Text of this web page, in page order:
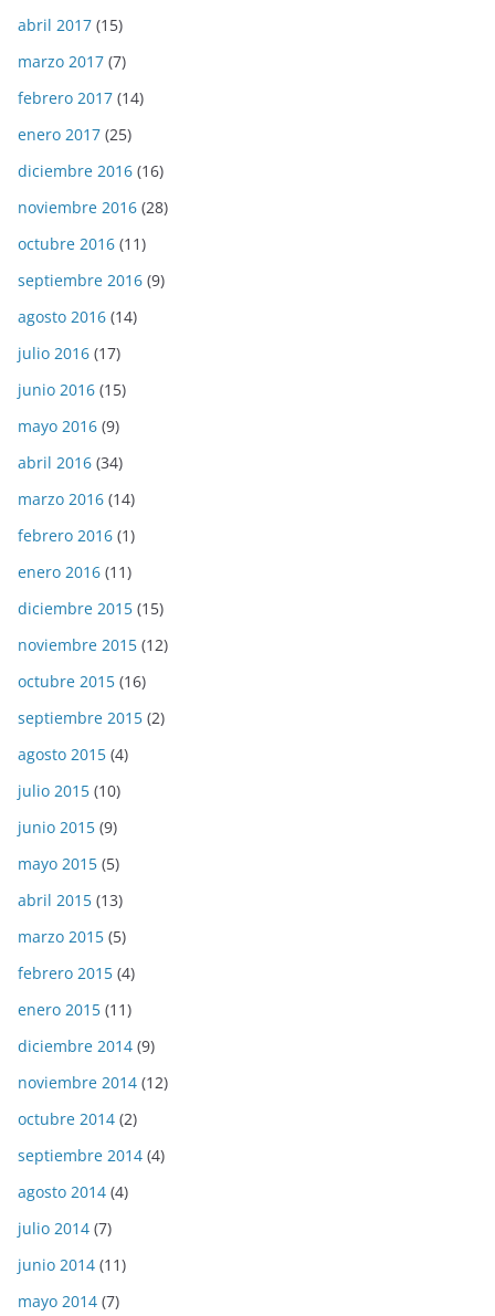
abril 2017 (15)
marzo 2017 (7)
febrero 2017 (14)
enero 2017 (25)
diciembre 2016 (16)
noviembre 2016 (28)
octubre 2016 (11)
septiembre 2016 (9)
agosto 2016 (14)
julio 2016 (17)
junio 2016 (15)
mayo 2016 (9)
abril 2016 (34)
marzo 2016 (14)
febrero 2016 (1)
enero 2016 (11)
diciembre 2015 (15)
noviembre 2015 (12)
octubre 2015 (16)
septiembre 2015 (2)
agosto 2015 (4)
julio 2015 (10)
junio 2015 (9)
mayo 2015 (5)
abril 2015 (13)
marzo 2015 (5)
febrero 2015 (4)
enero 2015 (11)
diciembre 2014 (9)
noviembre 2014 (12)
octubre 2014 (2)
septiembre 2014 (4)
agosto 2014 (4)
julio 2014 (7)
junio 2014 (11)
mayo 2014 (7)